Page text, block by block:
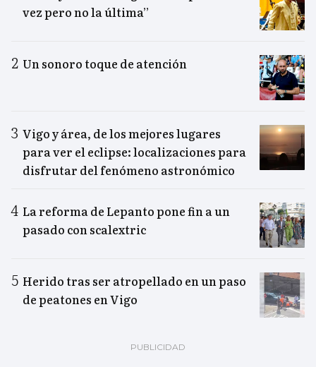
vez pero no la última”
Un sonoro toque de atención
Vigo y área, de los mejores lugares
para ver el eclipse: localizaciones para
disfrutar del fenómeno astronómico
La reforma de Lepanto pone fin a un
pasado con scalextric
Herido tras ser atropellado en un paso
de peatones en Vigo